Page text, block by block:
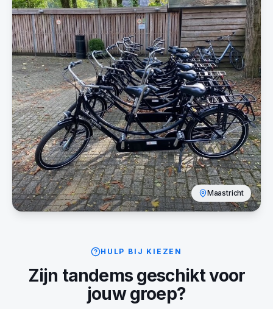
Maastricht
HULP BIJ KIEZEN
Zijn tandemsgeschikt voor
jouw groep?